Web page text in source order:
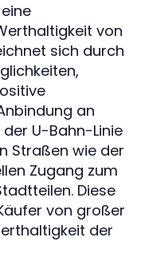
von
sich durch
an
U-Bahn-Linie
Straßen wie der
Zugang zum
Diese
von großer
der